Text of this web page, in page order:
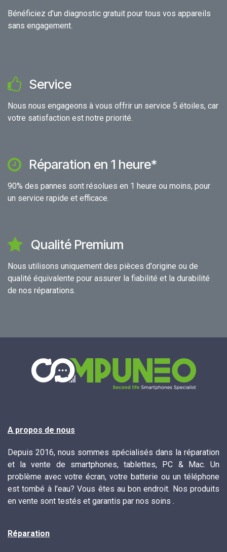
Bénéficiez d'un diagnostic gratuit pour tous vos appareils
sans engagement.
Service
Nous nous engageons à vous offrir un service 5 étoiles, car
votre satisfaction est notre priorité.
Réparation en 1 heure*
90% des pannes sont résolues en 1 heure ou moins, pour
un service rapide et efficace.
Qualité Premium
Nous utilisons uniquement des pièces d'origine ou de
qualité équivalente pour assurer la fiabilité et la durabilité
de nos réparations.
A propos de nous
Depuis 2016, nous sommes spécialisés dans la réparation
et la vente de smartphones, tablettes, PC & Mac. Un
problème avec votre écran, votre batterie ou un téléphone
est tombé à l'eau? Vous êtes au bon endroit. Nos produits
en vente sont testés et garantis par nos soins .
Réparation